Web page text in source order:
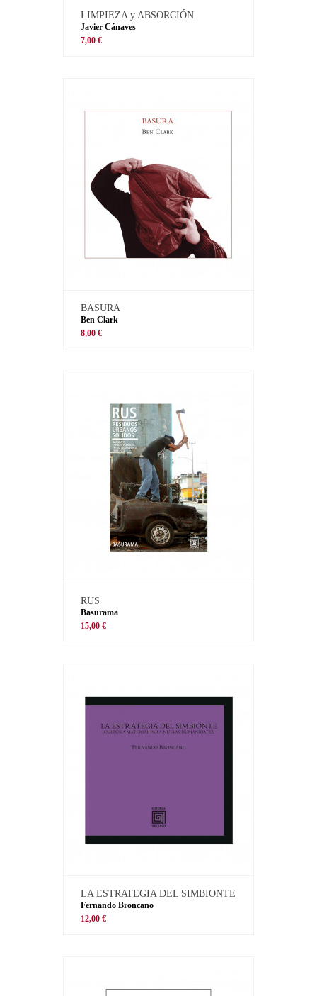
LIMPIEZA y ABSORCIÓN
Javier Cánaves
7,00 €
BASURA
Ben Clark
8,00 €
RUS
Basurama
15,00 €
LA ESTRATEGIA DEL SIMBIONTE
Fernando Broncano
12,00 €